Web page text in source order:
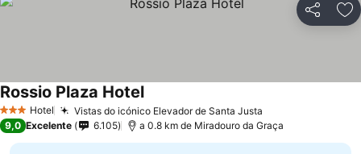
Partilhar
3 EstrelasHotel Vistas do icónico Elevador de Santa Justa
Rossio Plaza Hotel
9,0 Excelente 6.105 a 0.8 km de Miradouro da Graça